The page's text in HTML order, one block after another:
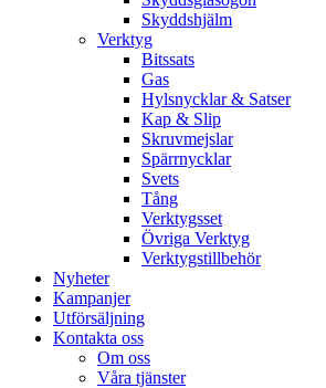
Skyddshjälm
Verktyg
Bitssats
Gas
Hylsnycklar & Satser
Kap & Slip
Skruvmejslar
Spärrnycklar
Svets
Tång
Verktygsset
Övriga Verktyg
Verktygstillbehör
Nyheter
Kampanjer
Utförsäljning
Kontakta oss
Om oss
Våra tjänster